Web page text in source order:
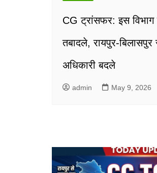
CG ट्रांसफर: इस
तबादले, रायपुर-
अधिकारी बदले
admin May 9, 2026